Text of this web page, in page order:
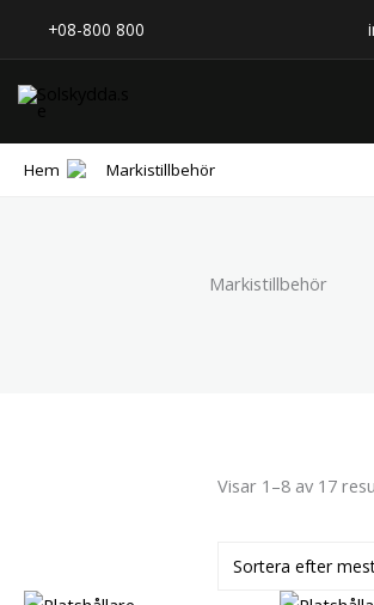
+08-800 800
Markistillbehör
Hem Markistillbehör
Visar 1–8 av 17